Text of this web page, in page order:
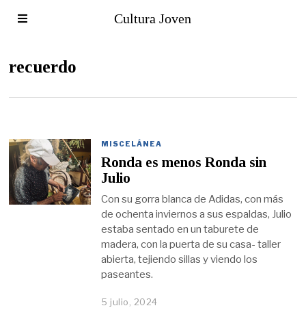
Cultura Joven
recuerdo
MISCELÁNEA
Ronda es menos Ronda sin
Julio
Con su gorra blanca de Adidas, con más
de ochenta inviernos a sus espaldas, Julio
estaba sentado en un taburete de
madera, con la puerta de su casa- taller
abierta, tejiendo sillas y viendo los
paseantes.
5 julio, 2024